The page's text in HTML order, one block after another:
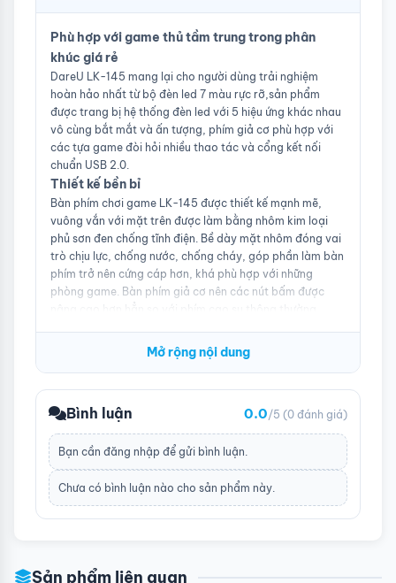
Phù hợp với game thủ tầm trung trong phân
khúc giá rẻ
DareU LK-145 mang lại cho người dùng trải nghiệm
hoàn hảo nhất từ bộ đèn led 7 màu rực rỡ,sản phẩm
được trang bị hệ thống đèn led với 5 hiệu ứng khác nhau
vô cùng bắt mắt và ấn tượng, phím giả cơ phù hợp với
các tựa game đòi hỏi nhiều thao tác và cổng kết nối
chuẩn USB 2.0.
Thiết kế bền bỉ
Bàn phím chơi game LK-145 được thiết kế mạnh mẽ,
vuông vắn với mặt trên được làm bằng nhôm kim loại
phủ sơn đen chống tĩnh điện. Bề dày mặt nhôm đóng vai
trò chịu lực, chống nước, chống cháy, góp phần làm bàn
phím trở nên cứng cáp hơn, khá phù hợp với những
phòng game. Bàn phím giả cơ nên các nút bấm được
mềm dễ thao tác, độ nảy cao giúp thao tác nhanh và
dùng cảm thấy thư giãn và êm ái khi phải làm việc hoặc
chơi game trong thời gian dài. Nếu so sánh với các sản
phẩm bàn phím khác cùng phân khúc, DareU LK-145 nổi
trội ở chỗ có thể tự bảo vệ mình khỏi những tác động
xấu bên ngoài làm ảnh hưởng đến chất lượng và trải
nghiệm người dùng. Hiệu ứng được thể hiện qua hệ thống
đèn led với 7 màu có thể chạy từ trái qua phải hoặc sáng
Mở rộng nội dung
Bình luận 0.0/5 (0 đánh giá)
Bạn cần đăng nhập để gửi bình luận.
Chưa có bình luận nào cho sản phẩm này.
Sản phẩm liên quan